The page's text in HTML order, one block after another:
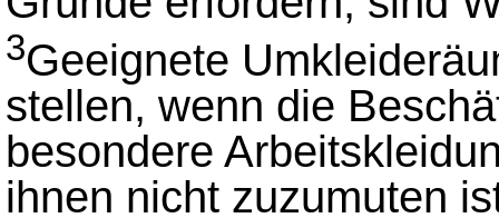
3Geeignete
stellen, wenn die
besondere
ihnen nicht zuzumuten